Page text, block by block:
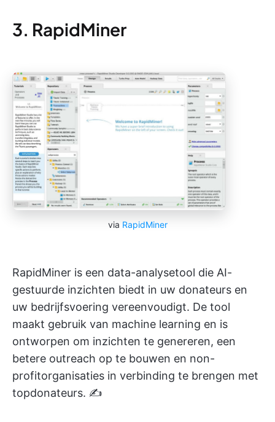
3. RapidMiner
via RapidMiner
RapidMiner is een data-analysetool die AI-
gestuurde inzichten biedt in uw donateurs en
uw bedrijfsvoering vereenvoudigt. De tool
maakt gebruik van machine learning en is
ontworpen om inzichten te genereren, een
betere outreach op te bouwen en non-
profitorganisaties in verbinding te brengen met
topdonateurs. ✍️